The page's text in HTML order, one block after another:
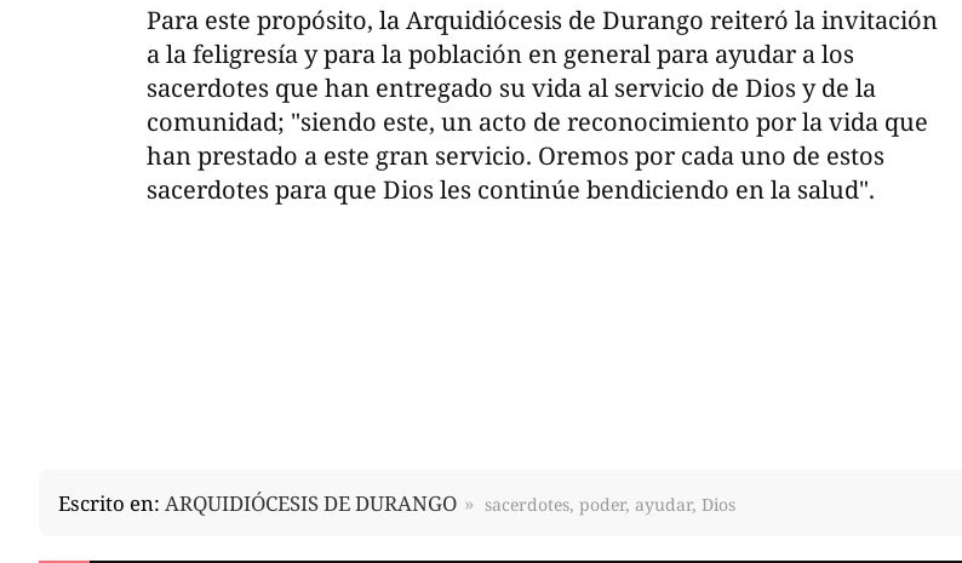
Para este propósito, la Arquidiócesis de Durango reiteró la invitación
a la feligresía y para la población en general para ayudar a los
sacerdotes que han entregado su vida al servicio de Dios y de la
comunidad; "siendo este, un acto de reconocimiento por la vida que
han prestado a este gran servicio. Oremos por cada uno de estos
sacerdotes para que Dios les continúe bendiciendo en la salud".
Escrito en: ARQUIDIÓCESIS DE DURANGO sacerdotes, poder, ayudar, Dios